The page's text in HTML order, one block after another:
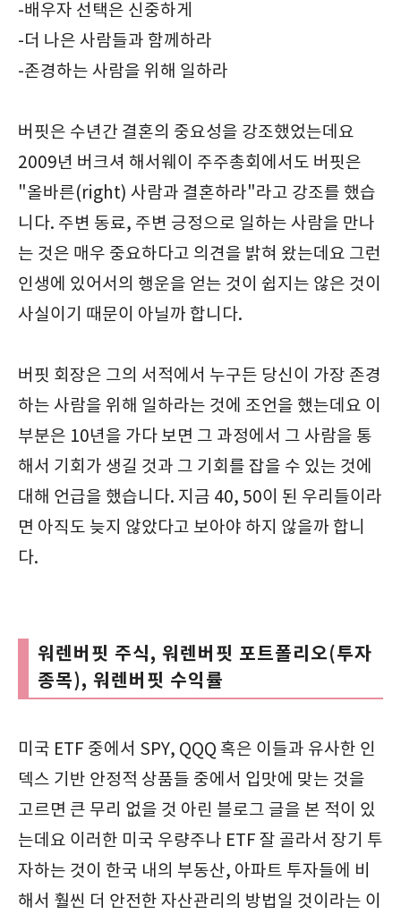
-배우자 선택은 신중하게
-더 나은 사람들과 함께하라
-존경하는 사람을 위해 일하라
버핏은 수년간 결혼의 중요성을 강조했었는데요
2009년 버크셔 해서웨이 주주총회에서도 버핏은
"올바른(right) 사람과 결혼하라"라고 강조를 했습
니다. 주변 동료, 주변 긍정으로 일하는 사람을 만나
는 것은 매우 중요하다고 의견을 밝혀 왔는데요 그런
인생에 있어서의 행운을 얻는 것이 쉽지는 않은 것이
사실이기 때문이 아닐까 합니다.
버핏 회장은 그의 서적에서 누구든 당신이 가장 존경
하는 사람을 위해 일하라는 것에 조언을 했는데요 이
부분은 10년을 가다 보면 그 과정에서 그 사람을 통
해서 기회가 생길 것과 그 기회를 잡을 수 있는 것에
대해 언급을 했습니다. 지금 40, 50이 된 우리들이라
면 아직도 늦지 않았다고 보아야 하지 않을까 합니
다.
워렌버핏 주식, 워렌버핏 포트폴리오(투자
종목), 워렌버핏 수익률
미국 ETF 중에서 SPY, QQQ 혹은 이들과 유사한 인
덱스 기반 안정적 상품들 중에서 입맛에 맞는 것을
고르면 큰 무리 없을 것 아린 블로그 글을 본 적이 있
는데요 이러한 미국 우량주나 ETF 잘 골라서 장기 투
자하는 것이 한국 내의 부동산, 아파트 투자들에 비
해서 훨씬 더 안전한 자산관리의 방법일 것이라는 이